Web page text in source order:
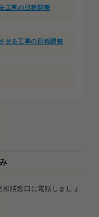
工事の日程調整
せる工事の日程調整
談窓口に電話しましょ